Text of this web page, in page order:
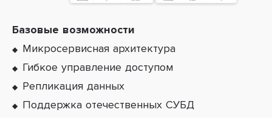
Базовые возможности
Микросервисная архитектура
Гибкое управление доступом
Репликация данных
Поддержка отечественных СУБД